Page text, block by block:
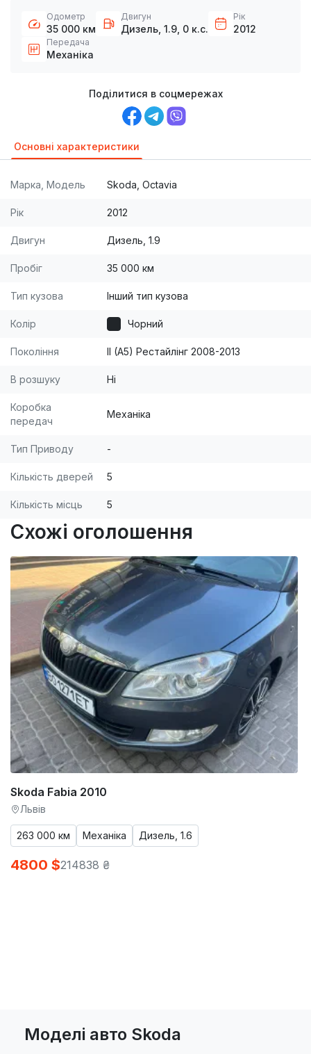
Одометр
35 000 км
Двигун
Дизель, 1.9, 0 к.с.
Рік
2012
Передача
Механіка
Поділитися в соцмережах
Основні характеристики
Марка, Модель Skoda, Octavia
Рік 2012
Двигун Дизель, 1.9
Пробіг 35 000 км
Тип кузова Інший тип кузова
Колір Чорний
Покоління II (A5) Рестайлінг 2008-2013
В розшуку Ні
Коробка
передач
Механіка
Тип Приводу -
Кількість дверей 5
Кількість місць 5
Схожі оголошення
Skoda Fabia 2010
Львів
263 000 км Механіка Дизель, 1.6
4800 $214838 ₴
Моделі авто Skoda